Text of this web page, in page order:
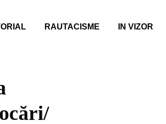
RAUTACISME IN VIZOR